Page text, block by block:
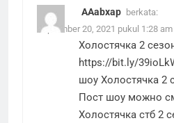
AAabxap berkata:
September 20, 2021 pukul 1:28 am
Холостячка 2
https://bit.ly/
шоу Холостячка 2
Пост шоу можно
Холостячка стб 2